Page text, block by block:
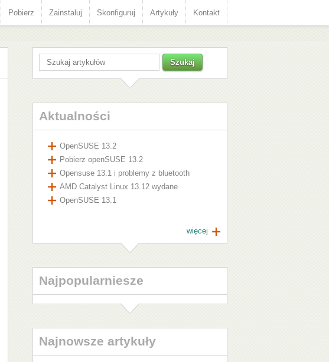
Pobierz Zainstaluj Skonfiguruj Artykuły Kontakt
Aktualności
OpenSUSE 13.2
Pobierz openSUSE 13.2
Opensuse 13.1 i problemy z bluetooth
AMD Catalyst Linux 13.12 wydane
OpenSUSE 13.1
więcej
Najpopularniesze
Najnowsze artykuły